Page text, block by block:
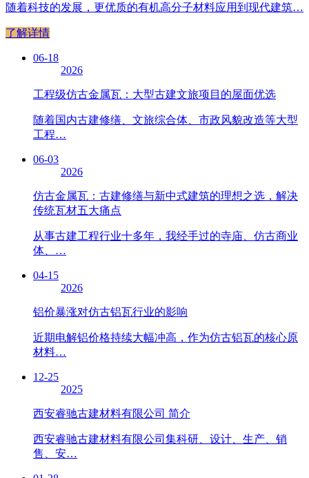
随着科技的发展，更优质的有机高分子材料应用到现代建筑…
了解详情
06-18
2026
工程级仿古金属瓦：大型古建文旅项目的屋面优选
随着国内古建修缮、文旅综合体、市政风貌改造等大型
工程…
06-03
2026
仿古金属瓦：古建修缮与新中式建筑的理想之选，解决
传统瓦材五大痛点
从事古建工程行业十多年，我经手过的寺庙、仿古商业
体、…
04-15
2026
铝价暴涨对仿古铝瓦行业的影响
近期电解铝价格持续大幅冲高，作为仿古铝瓦的核心原
材料…
12-25
2025
西安睿驰古建材料有限公司 简介
西安睿驰古建材料有限公司集科研、设计、生产、销
售、安…